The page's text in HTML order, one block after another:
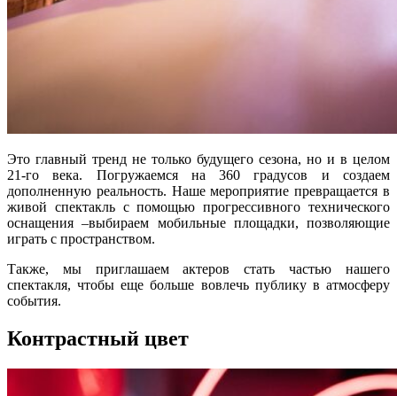
Это главный тренд не только будущего сезона, но и в целом
21-го века. Погружаемся на 360 градусов и создаем
дополненную реальность. Наше мероприятие превращается в
живой спектакль с помощью прогрессивного технического
оснащения –выбираем мобильные площадки, позволяющие
играть с пространством.
Также, мы приглашаем актеров стать частью нашего
спектакля, чтобы еще больше вовлечь публику в атмосферу
события.
Контрастный цвет